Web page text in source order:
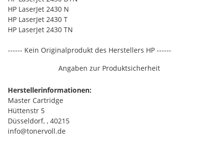
HP LaserJet 2430 N
HP LaserJet 2430 T
HP LaserJet 2430 TN
------ Kein Originalprodukt des Herstellers HP ------
Angaben zur Produktsicherheit
Herstellerinformationen:
Master Cartridge
Hüttenstr 5
Düsseldorf, , 40215
info@tonervoll.de